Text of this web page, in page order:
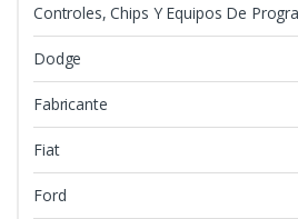
Controles, Chips Y Equipos De
Dodge
Fabricante
Fiat
Ford